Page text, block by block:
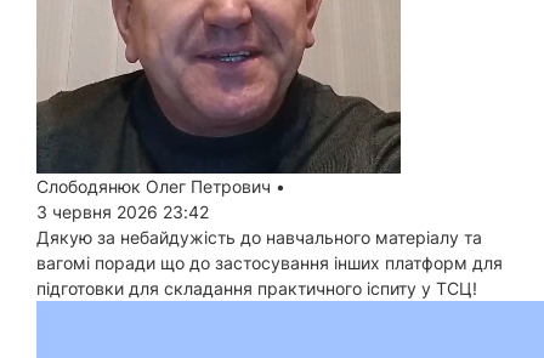
Слободянюк Олег Петрович •
3 червня 2026 23:42
Дякую за небайдужість до навчального матеріалу та
вагомі поради що до застосування інших платформ для
підготовки для складання практичного іспиту у ТСЦ!